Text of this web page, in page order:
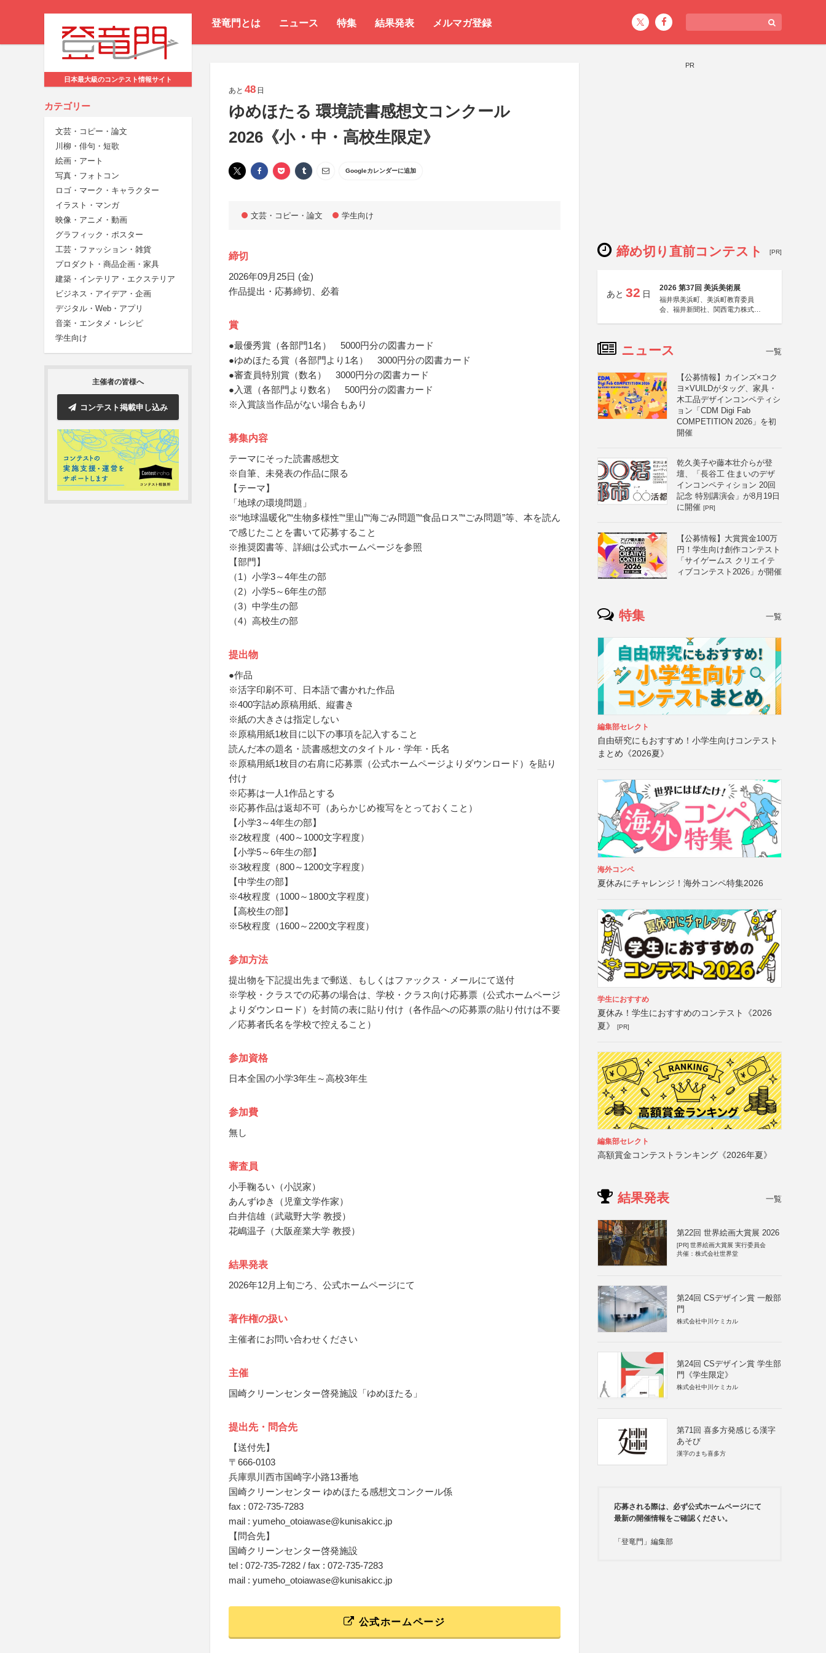
登竜門とは ニュース 特集 結果発表 メルマガ登録
日本最大級のコンテスト情報サイト
カテゴリー
文芸・コピー・論文
川柳・俳句・短歌
絵画・アート
写真・フォトコン
ロゴ・マーク・キャラクター
イラスト・マンガ
映像・アニメ・動画
グラフィック・ポスター
工芸・ファッション・雑貨
プロダクト・商品企画・家具
建築・インテリア・エクステリア
ビジネス・アイデア・企画
デジタル・Web・アプリ
音楽・エンタメ・レシピ
学生向け
主催者の皆様へ
コンテスト掲載申し込み
あと 48 日
ゆめほたる 環境読書感想文コンクール
2026《小・中・高校生限定》
Googleカレンダーに追加
文芸・コピー・論文 学生向け
締切
2026年09月25日 (金)
作品提出・応募締切、必着
賞
●最優秀賞（各部門1名） 5000円分の図書カード
●ゆめほたる賞（各部門より1名） 3000円分の図書カード
●審査員特別賞（数名） 3000円分の図書カード
●入選（各部門より数名） 500円分の図書カード
※入賞該当作品がない場合もあり
募集内容
テーマにそった読書感想文
※自筆、未発表の作品に限る
【テーマ】
「地球の環境問題」
※“地球温暖化”“生物多様性”“里山”“海ごみ問題”“食品ロス”“ごみ問題”等、本を読ん
で感じたことを書いて応募すること
※推奨図書等、詳細は公式ホームページを参照
【部門】
（1）小学3～4年生の部
（2）小学5～6年生の部
（3）中学生の部
（4）高校生の部
提出物
●作品
※活字印刷不可、日本語で書かれた作品
※400字詰め原稿用紙、縦書き
※紙の大きさは指定しない
※原稿用紙1枚目に以下の事項を記入すること
読んだ本の題名・読書感想文のタイトル・学年・氏名
※原稿用紙1枚目の右肩に応募票（公式ホームページよりダウンロード）を貼り
付け
※応募は一人1作品とする
※応募作品は返却不可（あらかじめ複写をとっておくこと）
【小学3～4年生の部】
※2枚程度（400～1000文字程度）
【小学5～6年生の部】
※3枚程度（800～1200文字程度）
【中学生の部】
※4枚程度（1000～1800文字程度）
【高校生の部】
※5枚程度（1600～2200文字程度）
参加方法
提出物を下記提出先まで郵送、もしくはファックス・メールにて送付
※学校・クラスでの応募の場合は、学校・クラス向け応募票（公式ホームページ
よりダウンロード）を封筒の表に貼り付け（各作品への応募票の貼り付けは不要
／応募者氏名を学校で控えること）
参加資格
日本全国の小学3年生～高校3年生
参加費
無し
審査員
小手鞠るい（小説家）
あんずゆき（児童文学作家）
白井信雄（武蔵野大学 教授）
花嶋温子（大阪産業大学 教授）
結果発表
2026年12月上旬ごろ、公式ホームページにて
著作権の扱い
主催者にお問い合わせください
主催
国崎クリーンセンター啓発施設「ゆめほたる」
提出先・問合先
【送付先】
〒666-0103
兵庫県川西市国崎字小路13番地
国崎クリーンセンター ゆめほたる感想文コンクール係
fax : 072-735-7283
mail : yumeho_otoiawase@kunisakicc.jp
【問合先】
国崎クリーンセンター啓発施設
tel : 072-735-7282 / fax : 072-735-7283
mail : yumeho_otoiawase@kunisakicc.jp
公式ホームページ
PR
締め切り直前コンテスト [PR]
あと 32 日
2026 第37回 美浜美術展
福井県美浜町、美浜町教育委員
会、福井新聞社、関西電力株式会
ニュース 一覧
【公募情報】カインズ×コク
ヨ×VUILDがタッグ、家具・
木工品デザインコンペティシ
ョン「CDM Digi Fab
COMPETITION 2026」を初
開催
乾久美子や藤本壮介らが登
壇、「長谷工 住まいのデザ
インコンペティション 20回
記念 特別講演会」が8月19日
に開催 [PR]
【公募情報】大賞賞金100万
円！学生向け創作コンテスト
「サイゲームス クリエイテ
ィブコンテスト2026」が開催
特集 一覧
編集部セレクト
自由研究にもおすすめ！小学生向けコンテスト
まとめ《2026夏》
海外コンペ
夏休みにチャレンジ！海外コンペ特集2026
学生におすすめ
夏休み！学生におすすめのコンテスト《2026
夏》
[PR]
編集部セレクト
高額賞金コンテストランキング《2026年夏》
結果発表 一覧
第22回 世界絵画大賞展 2026
[PR] 世界絵画大賞展 実行委員会
共催：株式会社世界堂
第24回 CSデザイン賞 一般部
門
株式会社中川ケミカル
第24回 CSデザイン賞 学生部
門《学生限定》
株式会社中川ケミカル
第71回 喜多方発感じる漢字
あそび
漢字のまち喜多方
応募される際は、必ず公式ホームページにて
最新の開催情報をご確認ください。
「登竜門」編集部